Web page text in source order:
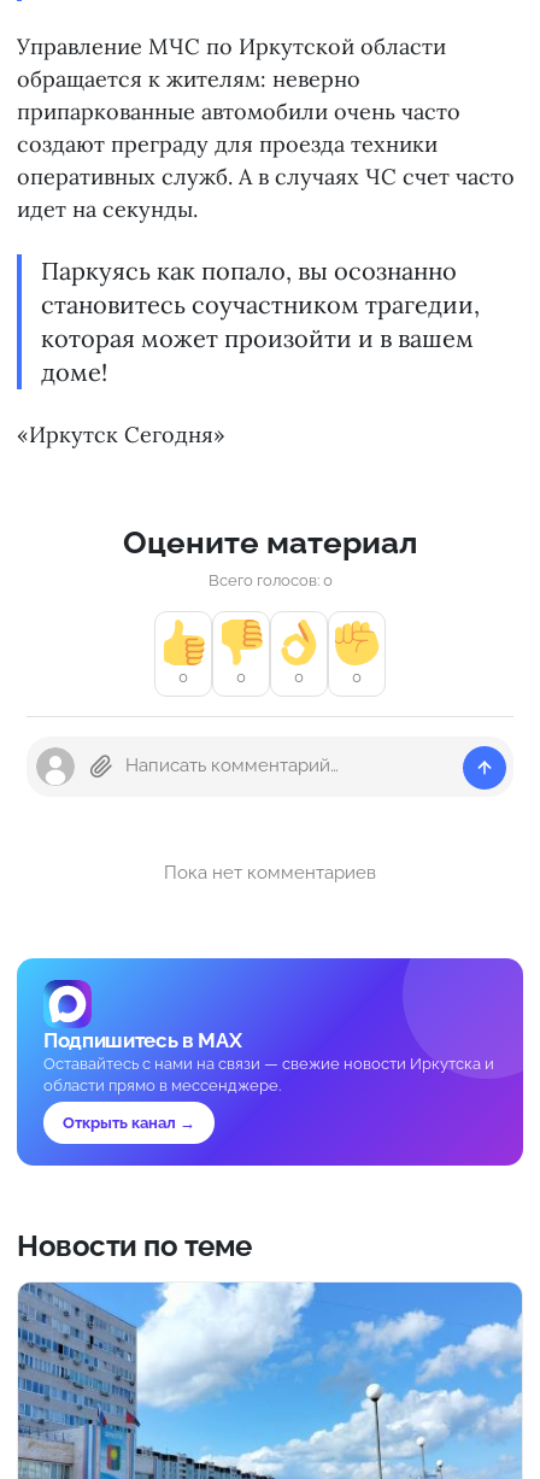
Управление МЧС по Иркутской области
обращается к жителям: неверно
припаркованные автомобили очень часто
создают преграду для проезда техники
оперативных служб. А в случаях ЧС счет часто
идет на секунды.
Паркуясь как попало, вы осознанно
становитесь соучастником трагедии,
которая может произойти и в вашем
доме!
«Иркутск Сегодня»
Оцените материал
Всего голосов: 0
0 0 0 0
Пока нет комментариев
Подпишитесь в MAX
Оставайтесь с нами на связи — свежие новости Иркутска и
области прямо в мессенджере.
Открыть канал →
Новости по теме